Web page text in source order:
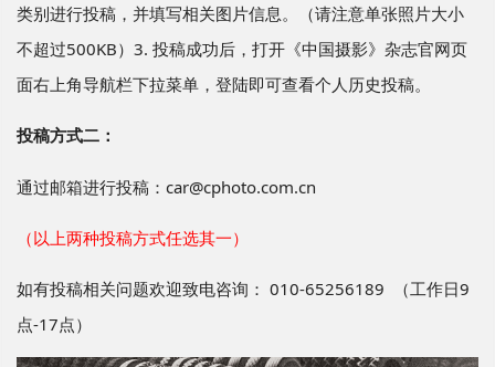
类别进行投稿，并填写相关图片信息。（请注意单张照片大小
不超过500KB）3. 投稿成功后，打开《中国摄影》杂志官网页
面右上角导航栏下拉菜单，登陆即可查看个人历史投稿。
投稿方式二：
通过邮箱进行投稿： car@cphoto.com.cn
（以上两种投稿方式任选其一）
如有投稿相关问题欢迎致电咨询： 010-65256189 （工作日9
点-17点）